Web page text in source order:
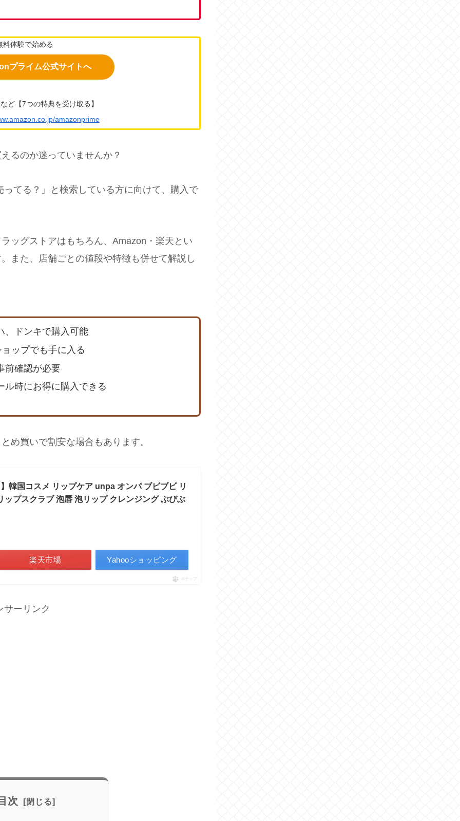
料体験で始める
プライム公式サイトへ
ど【7つの特典を受け取る】
amazonprime
るのか迷っていませんか？
てる？」と検索している方に向けて、購入で
ッグストアはもちろん、Amazon・楽天とい
また、店舗ごとの値段や特徴も併せて解説し
、ドンキで購入可能
ップでも手に入る
前確認が必要
ル時にお得に購入できる
め買いで割安な場合もあります。
韓国コスメ リップケア unpa オンパ ブビブビ リ
プスクラブ 泡唇 泡リップ クレンジング ぶびぶ
楽天市場 Yahooショッピング
ポチップ
サーリンク
次